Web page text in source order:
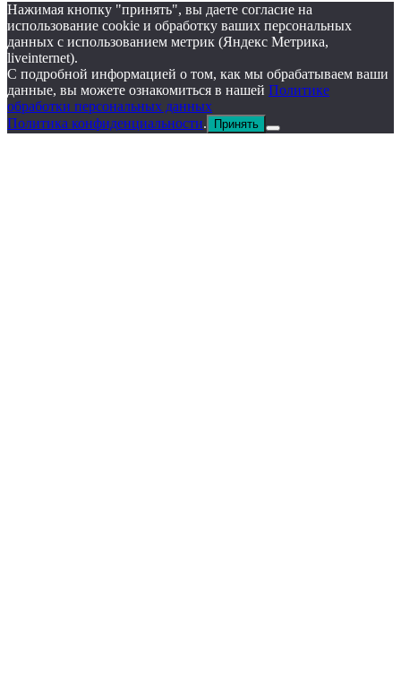
Нажимая кнопку "принять", вы даете согласие на
использование cookie и обработку ваших персональных
данных с использованием метрик (Яндекс Метрика,
liveinternet).
С подробной информацией о том, как мы обрабатываем ваши
данные, вы можете ознакомиться в нашей Политике
обработки персональных данных
Политика конфиденциальности. Принять